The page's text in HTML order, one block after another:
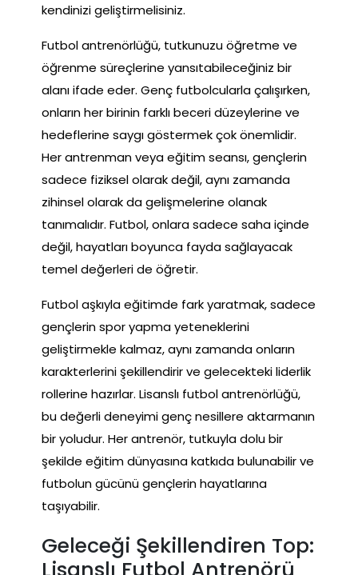
kendinizi geliştirmelisiniz.
Futbol antrenörlüğü, tutkunuzu öğretme ve
öğrenme süreçlerine yansıtabileceğiniz bir
alanı ifade eder. Genç futbolcularla çalışırken,
onların her birinin farklı beceri düzeylerine ve
hedeflerine saygı göstermek çok önemlidir.
Her antrenman veya eğitim seansı, gençlerin
sadece fiziksel olarak değil, aynı zamanda
zihinsel olarak da gelişmelerine olanak
tanımalıdır. Futbol, onlara sadece saha içinde
değil, hayatları boyunca fayda sağlayacak
temel değerleri de öğretir.
Futbol aşkıyla eğitimde fark yaratmak, sadece
gençlerin spor yapma yeteneklerini
geliştirmekle kalmaz, aynı zamanda onların
karakterlerini şekillendirir ve gelecekteki liderlik
rollerine hazırlar. Lisanslı futbol antrenörlüğü,
bu değerli deneyimi genç nesillere aktarmanın
bir yoludur. Her antrenör, tutkuyla dolu bir
şekilde eğitim dünyasına katkıda bulunabilir ve
futbolun gücünü gençlerin hayatlarına
taşıyabilir.
Geleceği Şekillendiren Top: